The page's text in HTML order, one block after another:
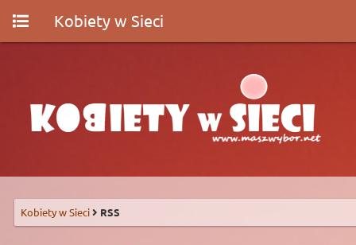
Kobiety w Sieci
Kobiety w Sieci RSS